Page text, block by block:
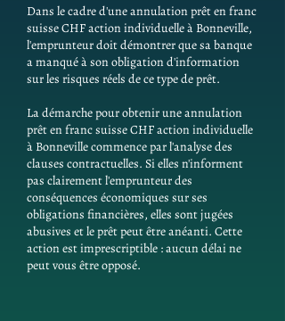
Dans le cadre d'une annulation prêt en franc
suisse CHF action individuelle à Bonneville,
l'emprunteur doit démontrer que sa banque
a manqué à son obligation d'information
sur les risques réels de ce type de prêt.
La démarche pour obtenir une annulation
prêt en franc suisse CHF action individuelle
à Bonneville commence par l'analyse des
clauses contractuelles. Si elles n'informent
pas clairement l'emprunteur des
conséquences économiques sur ses
obligations financières, elles sont jugées
abusives et le prêt peut être anéanti. Cette
action est imprescriptible : aucun délai ne
peut vous être opposé.